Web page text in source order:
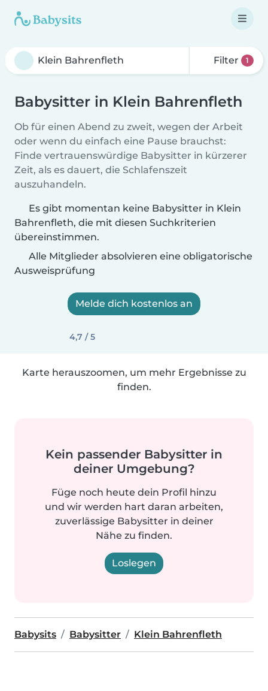
Filter 1
Babysitter in Klein Bahrenfleth
Ob für einen Abend zu zweit, wegen der Arbeit
oder wenn du einfach eine Pause brauchst:
Finde vertrauenswürdige Babysitter in kürzerer
Zeit, als es dauert, die Schlafenszeit
auszuhandeln.
Es gibt momentan keine Babysitter in Klein
Bahrenfleth, die mit diesen Suchkriterien
übereinstimmen.
Alle Mitglieder absolvieren eine obligatorische
Ausweisprüfung
Melde dich kostenlos an
4,7 / 5
Karte herauszoomen, um mehr Ergebnisse zu
finden.
Kein passender Babysitter in
deiner Umgebung?
Füge noch heute dein Profil hinzu
und wir werden hart daran arbeiten,
zuverlässige Babysitter in deiner
Nähe zu finden.
Loslegen
Babysits Babysitter Klein Bahrenfleth